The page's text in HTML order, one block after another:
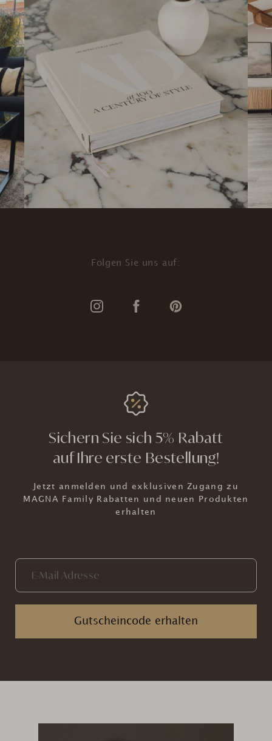
Folgen Sie uns auf:
Sichern Sie sich 5% Rabatt
auf Ihre erste Bestellung!
Jetzt anmelden und exklusiven Zugang zu
MAGNA Family Rabatten und neuen Produkten
erhalten
Gutscheincode erhalten